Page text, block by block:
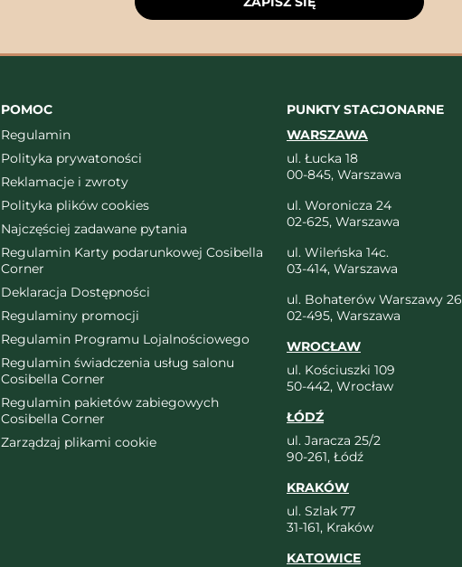
POMOC
Regulamin
Polityka prywatoności
Reklamacje i zwroty
Polityka plików cookies
Najczęściej zadawane pytania
Regulamin Karty podarunkowej Cosibella
Corner
Deklaracja Dostępności
Regulaminy promocji
Regulamin Programu Lojalnościowego
Regulamin świadczenia usług salonu
Cosibella Corner
Regulamin pakietów zabiegowych
Cosibella Corner
Zarządzaj plikami cookie
PUNKTY STACJONARNE
WARSZAWA
ul. Łucka 18
00-845, Warszawa
ul. Woronicza 24
02-625, Warszawa
ul. Wileńska 14c.
03-414, Warszawa
ul. Bohaterów Warszawy 26
02-495, Warszawa
WROCŁAW
ul. Kościuszki 109
50-442, Wrocław
ŁÓDŹ
ul. Jaracza 25/2
90-261, Łódź
KRAKÓW
ul. Szlak 77
31-161, Kraków
KATOWICE